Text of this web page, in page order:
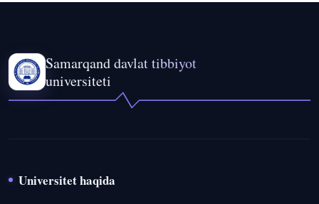
Samarqand davlat tibbiyot
universiteti
Universitet haqida